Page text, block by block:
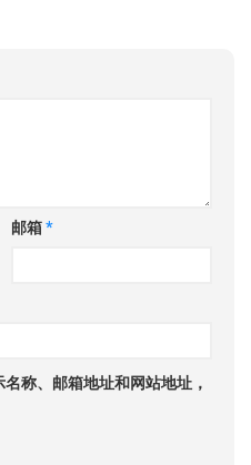
邮箱*
称、邮箱地址和网站地址，